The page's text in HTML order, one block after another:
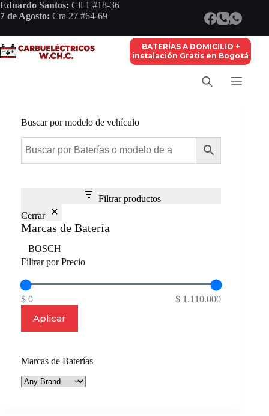
Saltar
al
Eduardo Santos: Cll 1 #18-36
7 de Agosto: Cra 27 #64-69
BATERÍAS A DOMICILIO +
instalación Gratis en Bogotá
Buscar por modelo de vehículo
Filtrar productos
Cerrar
Marcas de Batería
Marca
BOSCH
Filtrar por Precio
$ 0 $ 1.110.000
Aplicar
Marcas de Baterías